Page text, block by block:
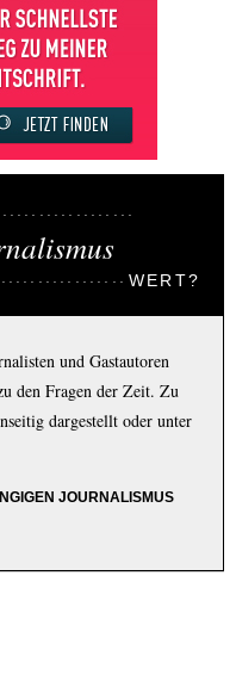
WERT?
und Gastautoren
den Fragen der Zeit. Zu
dargestellt oder unter
JOURNALISMUS